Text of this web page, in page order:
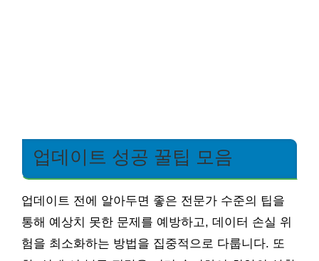
업데이트 성공 꿀팁 모음
업데이트 전에 알아두면 좋은 전문가 수준의 팁을
통해 예상치 못한 문제를 예방하고, 데이터 손실 위
험을 최소화하는 방법을 집중적으로 다룹니다. 또